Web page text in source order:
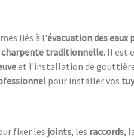
liés à l'évacuation des eaux
charpente traditionnelle. Il est
et l'installation de
pour installer vos
fixer les joints, les raccords,